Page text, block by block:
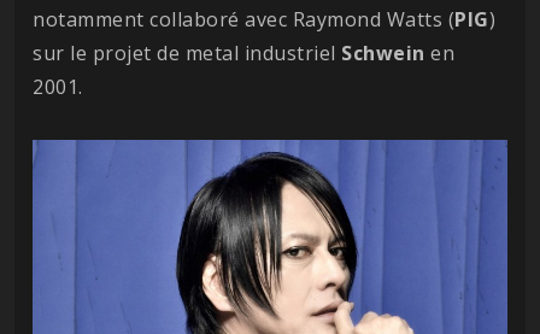
notamment collaboré avec Raymond Watts (PIG)
sur le projet de metal industriel Schwein en
2001.